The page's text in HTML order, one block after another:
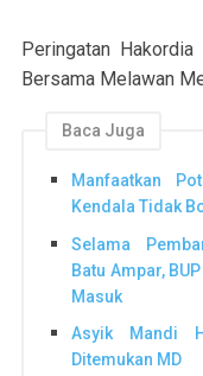
Peringatan
Bersama Melawan
Baca Juga
Manfaatkan
Kendala Tidak
Selama
Batu Ampar,
Masuk
Asyik Mandi
Ditemukan MD